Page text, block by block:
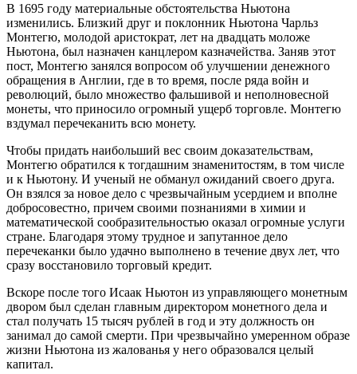
В 1695 году материальные обстоятельства Ньютона
изменились. Близкий друг и поклонник Ньютона Чарльз
Монтегю, молодой аристократ, лет на двадцать моложе
Ньютона, был назначен канцлером казначейства. Заняв этот
пост, Монтегю занялся вопросом об улучшении денежного
обращения в Англии, где в то время, после ряда войн и
революций, было множество фальшивой и неполновесной
монеты, что приносило огромный ущерб торговле. Монтегю
вздумал перечеканить всю монету.
Чтобы придать наибольший вес своим доказательствам,
Монтегю обратился к тогдашним знаменитостям, в том числе
и к Ньютону. И ученый не обманул ожиданий своего друга.
Он взялся за новое дело с чрезвычайным усердием и вполне
добросовестно, причем своими познаниями в химии и
математической сообразительностью оказал огромные услуги
стране. Благодаря этому трудное и запутанное дело
перечеканки было удачно выполнено в течение двух лет, что
сразу восстановило торговый кредит.
Вскоре после того Исаак Ньютон из управляющего монетным
двором был сделан главным директором монетного дела и
стал получать 15 тысяч рублей в год и эту должность он
занимал до самой смерти. При чрезвычайно умеренном образе
жизни Ньютона из жалованья у него образовался целый
капитал.